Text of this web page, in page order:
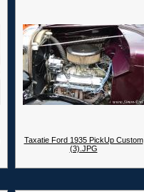
Taxatie Ford 1935 PickUp Custom
(3).JPG